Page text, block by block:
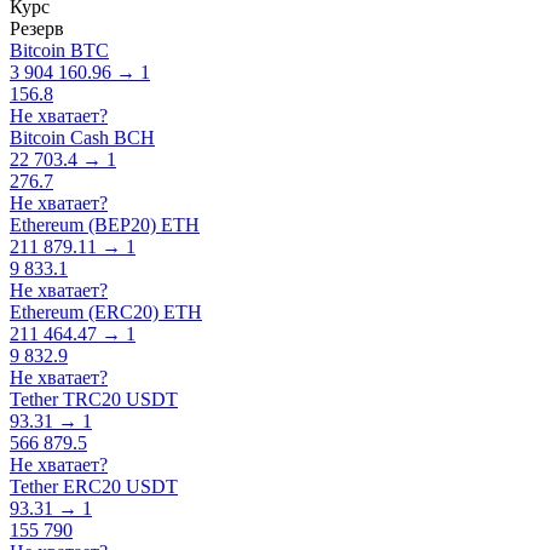
Курс
Резерв
Bitcoin BTC
3 904 160.96 → 1
156.8
Не хватает?
Bitcoin Cash BCH
22 703.4 → 1
276.7
Не хватает?
Ethereum (BEP20) ETH
211 879.11 → 1
9 833.1
Не хватает?
Ethereum (ERC20) ETH
211 464.47 → 1
9 832.9
Не хватает?
Tether TRC20 USDT
93.31 → 1
566 879.5
Не хватает?
Tether ERC20 USDT
93.31 → 1
155 790